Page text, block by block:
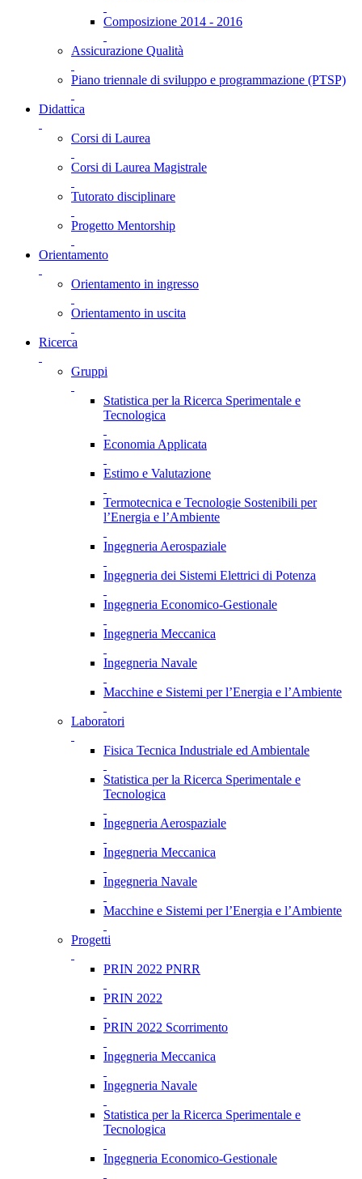
Composizione 2014 - 2016
Assicurazione Qualità
Piano triennale di sviluppo e programmazione (PTSP)
Didattica
Corsi di Laurea
Corsi di Laurea Magistrale
Tutorato disciplinare
Progetto Mentorship
Orientamento
Orientamento in ingresso
Orientamento in uscita
Ricerca
Gruppi
Statistica per la Ricerca Sperimentale e
Tecnologica
Economia Applicata
Estimo e Valutazione
Termotecnica e Tecnologie Sostenibili per
l’Energia e l’Ambiente
Ingegneria Aerospaziale
Ingegneria dei Sistemi Elettrici di Potenza
Ingegneria Economico-Gestionale
Ingegneria Meccanica
Ingegneria Navale
Macchine e Sistemi per l’Energia e l’Ambiente
Laboratori
Fisica Tecnica Industriale ed Ambientale
Statistica per la Ricerca Sperimentale e
Tecnologica
Ingegneria Aerospaziale
Ingegneria Meccanica
Ingegneria Navale
Macchine e Sistemi per l’Energia e l’Ambiente
Progetti
PRIN 2022 PNRR
PRIN 2022
PRIN 2022 Scorrimento
Ingegneria Meccanica
Ingegneria Navale
Statistica per la Ricerca Sperimentale e
Tecnologica
Ingegneria Economico-Gestionale